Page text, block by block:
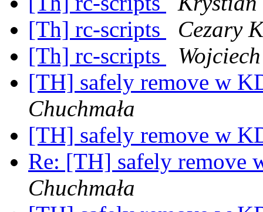
[Th] rc-scripts
Cezary
[Th] rc-scripts
[TH] safely remove w
Chuchmała
[TH] safely remove w
Re: [TH] safely remove
Chuchmała